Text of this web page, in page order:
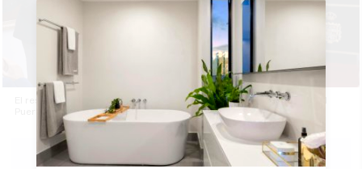
El responsable de Turismo de la Diputación de Cádiz y alcalde de El
Puerto, Germán Beardo, en la presentación de los vales.
J.